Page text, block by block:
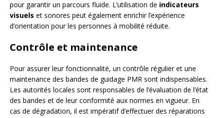
pour garantir un parcours fluide. L’utilisation de indicateurs
visuels et sonores peut également enrichir l’expérience
d’orientation pour les personnes à mobilité réduite.
Contrôle et maintenance
Pour assurer leur fonctionnalité, un contrôle régulier et une
maintenance des bandes de guidage PMR sont indispensables.
Les autorités locales sont responsables de l’évaluation de l’état
des bandes et de leur conformité aux normes en vigueur. En
cas de dégradation, il est impératif d’effectuer des réparations